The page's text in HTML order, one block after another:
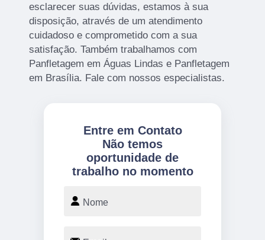
esclarecer suas dúvidas, estamos à sua
disposição, através de um atendimento
cuidadoso e comprometido com a sua
satisfação. Também trabalhamos com
Panfletagem em Águas Lindas e Panfletagem
em Brasília. Fale com nossos especialistas.
Entre em Contato
Não temos
oportunidade de
trabalho no momento